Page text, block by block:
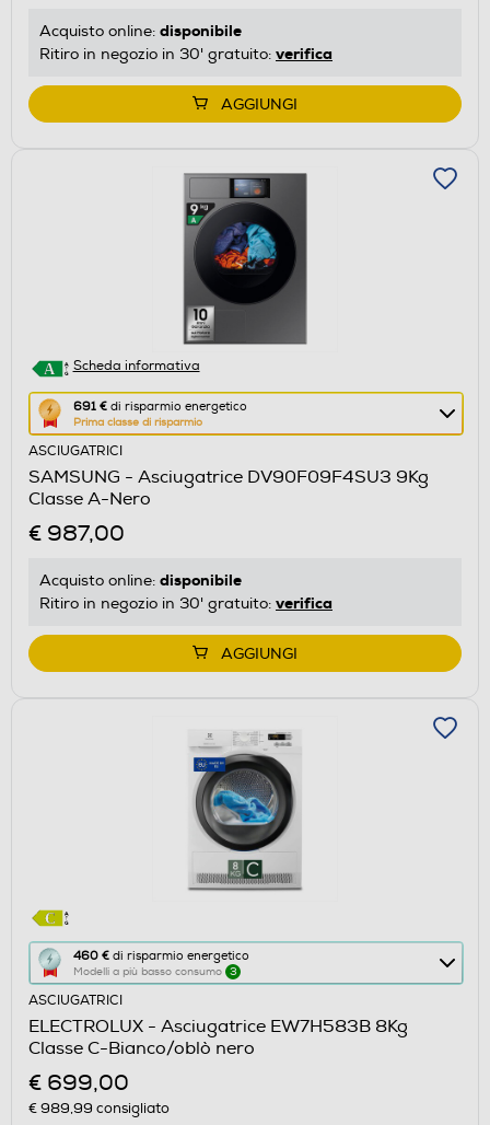
energetico
di
Youreko.
Acquisto online: disponibile
Ritiro in negozio in 30' gratuito: verifica
AGGIUNGI
Scheda informativa
691 € di risparmio energetico
Prima classe di risparmio
Questa
azione
aprirà
il
Calcolatore
di
energetico
di
Youreko.
ASCIUGATRICI
SAMSUNG - Asciugatrice DV90F09F4SU3 9Kg
Classe A-Nero
€ 987,00
Acquisto online: disponibile
Ritiro in negozio in 30' gratuito: verifica
AGGIUNGI
460 € di risparmio energetico
Modelli a più basso consumo 3
Questa
azione
aprirà
il
Calcolatore
di
risparmio
ASCIUGATRICI
ELECTROLUX - Asciugatrice EW7H583B 8Kg
Classe C-Bianco/oblò nero
€ 699,00
€ 989,99 consigliato